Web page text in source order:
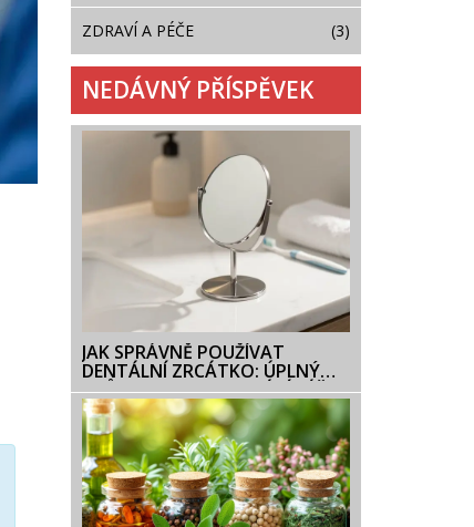
ZDRAVÍ A PÉČE (3)
NEDÁVNÝ PŘÍSPĚVEK
JAK SPRÁVNĚ POUŽÍVAT
DENTÁLNÍ ZRCÁTKO: ÚPLNÝ
PRŮVODCE PRO DOMÁCÍ PÉČI